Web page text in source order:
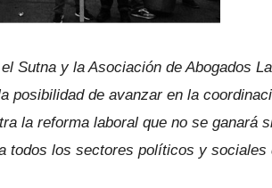
Sutna y la Asociación de Abogados
posibilidad de avanzar en la
la reforma laboral que no se ganará
todos los sectores políticos y sociales